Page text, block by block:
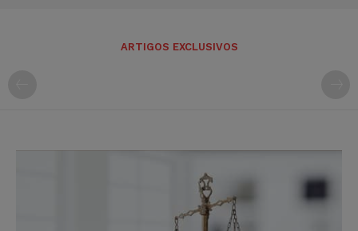
ARTIGOS EXCLUSIVOS